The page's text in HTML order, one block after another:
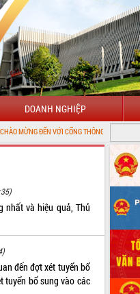
DOANH NGHIỆP
VỚI CỔNG THÔNG TIN ĐIỆN TỬ TỈNH ĐẮK LẮK
nhất và hiệu quả, Thủ
đến đợt xét tuyển bổ
tuyển bổ sung vào các